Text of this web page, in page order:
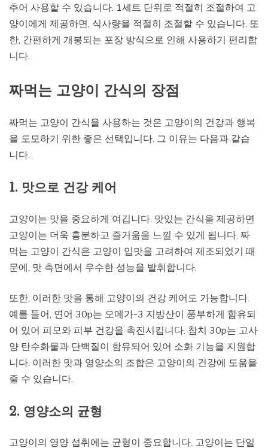
추어 사용할 수 있습니다. 1세트 단위로 적절히 조절하여 고
양이에게 제공하면, 식사량을 적절히 조절할 수 있습니다. 또
한, 간편하게 개봉되는 포장 방식으로 인해 사용하기 편리합
니다.
짜먹는 고양이 간식의 장점
짜먹는 고양이 간식을 사용하는 것은 고양이의 건강과 행복
을 도모하기 위한 좋은 선택입니다. 그 이유는 다음과 같습
니다.
1. 맛으로 건강 케어
고양이는 맛을 중요하게 여깁니다. 맛있는 간식을 제공하면
고양이는 더욱 흥분하고 즐거움을 느낄 수 있게 됩니다. 짜
먹는 고양이 간식은 고양이 입맛을 고려하여 제조되었기 때
문에, 맛 측면에서 우수한 성능을 발휘합니다.
또한, 이러한 맛을 통해 고양이의 건강 케어도 가능합니다.
예를 들어, 연어 30p는 오메가-3 지방산이 풍부하게 함유되
어 있어 피모와 피부 건강을 촉진시킵니다. 참치 30p는 고사
양 탄수화물과 단백질이 함유되어 있어 소화 기능을 지원합
니다. 이러한 맛과 영양소의 조합은 고양이의 건강에 도움을
줄 수 있습니다.
2. 영양소의 균형
고양이의 영양 섭취에는 균형이 중요합니다. 고양이는 단일